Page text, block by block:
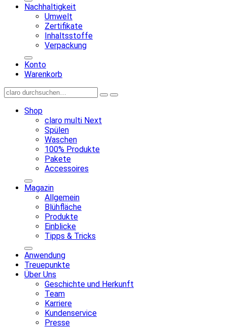
Nachhaltigkeit
Umwelt
Zertifikate
Inhaltsstoffe
Verpackung
Konto
Warenkorb
Shop
claro multi Next
Spülen
Waschen
100% Produkte
Pakete
Accessoires
Magazin
Allgemein
Blühfläche
Produkte
Einblicke
Tipps & Tricks
Anwendung
Treuepunkte
Über Uns
Geschichte und Herkunft
Team
Karriere
Kundenservice
Presse